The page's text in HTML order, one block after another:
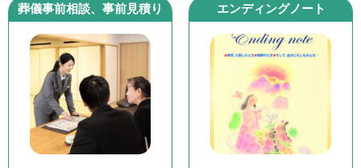
葬儀事前相談、事前見積り​ エンディングノート​